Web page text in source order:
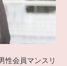
性会員マンスリ